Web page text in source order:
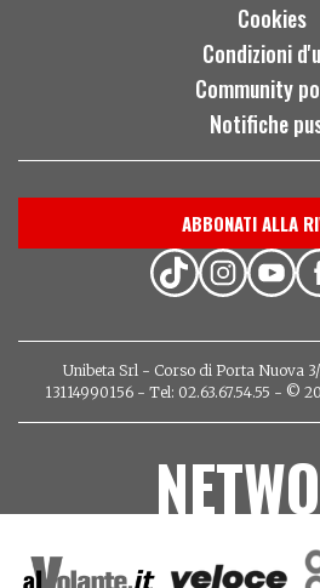
Cookies
Condizioni
Community
Notifiche
ABBONATI ALLA
Unibeta Srl - Corso di Porta Nuova
13114990156 - Tel: 02.63.67.54.55 - ©